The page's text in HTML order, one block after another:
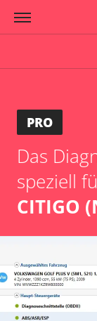
PRO
Das
speziell
CITIGO